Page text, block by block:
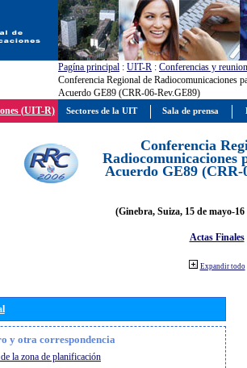
Pagína principal : UIT-R : Conferencias y
Conferencia Regional de Radiocomunicaciones
Acuerdo GE89 (CRR-06-Rev.GE89)
(UIT-R)
Conferencia
Radiocomunicaciones
Acuerdo GE89 (CRR-
(Ginebra, Suiza, 15 de mayo-
Actas Finales
Expandir todo
y otra correspondencia
la zona de planificación
Sectores de la UIT Sala de prensa